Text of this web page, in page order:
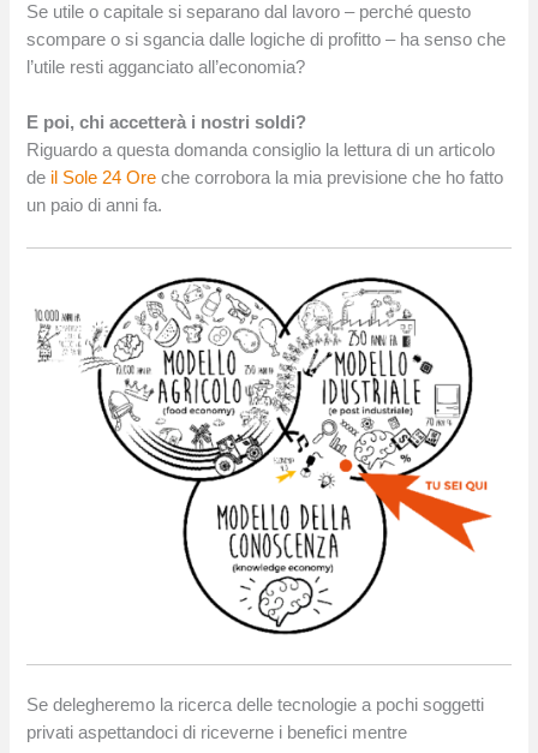
Se utile o capitale si separano dal lavoro – perché questo
scompare o si sgancia dalle logiche di profitto – ha senso che
l’utile resti agganciato all’economia?
E poi, chi accetterà i nostri soldi?
Riguardo a questa domanda consiglio la lettura di un articolo
de il Sole 24 Ore che corrobora la mia previsione che ho fatto
un paio di anni fa.
Se delegheremo la ricerca delle tecnologie a pochi soggetti
privati aspettandoci di riceverne i benefici mentre